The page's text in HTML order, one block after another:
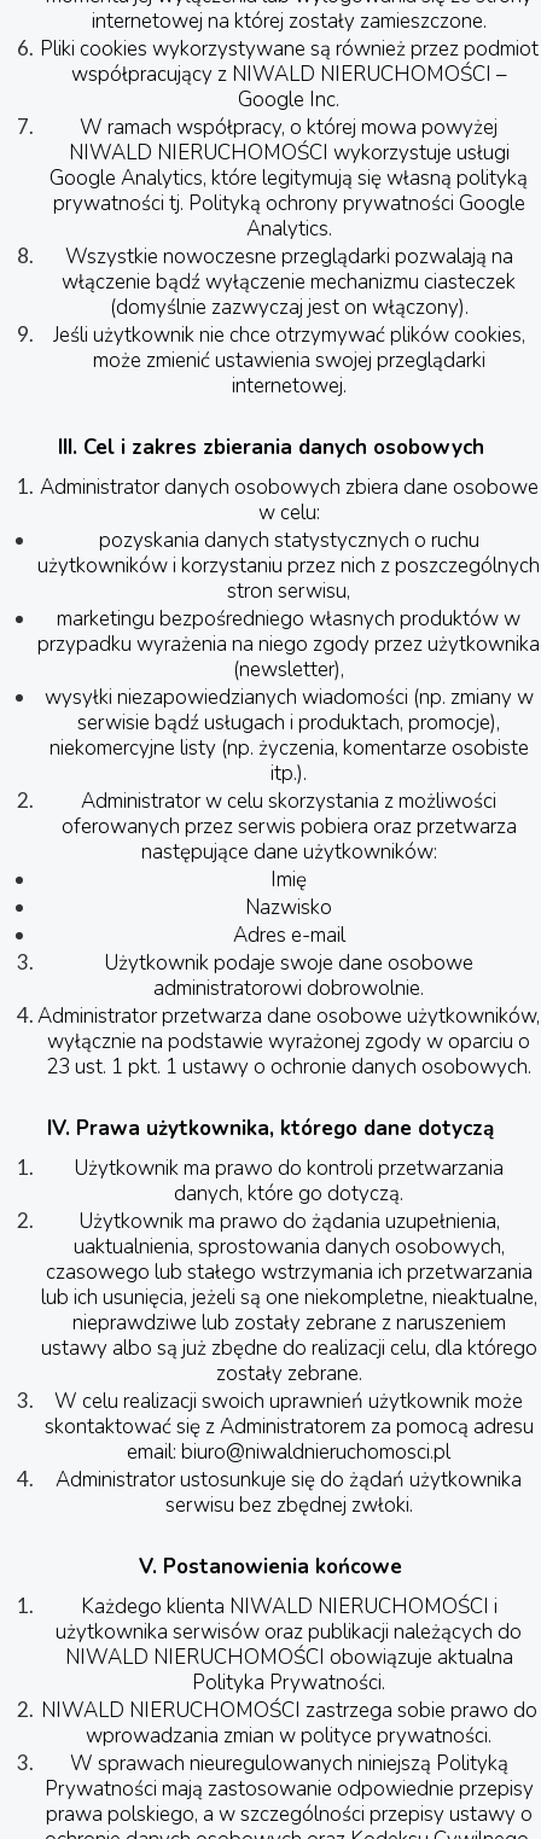
internetowej na której zostały zamieszczone.
Pliki cookies wykorzystywane są również przez podmiot
współpracujący z NIWALD NIERUCHOMOŚCI –
Google Inc.
W ramach współpracy, o której mowa powyżej
NIWALD NIERUCHOMOŚCI wykorzystuje usługi
Google Analytics, które legitymują się własną polityką
prywatności tj. Polityką ochrony prywatności Google
Analytics.
Wszystkie nowoczesne przeglądarki pozwalają na
włączenie bądź wyłączenie mechanizmu ciasteczek
(domyślnie zazwyczaj jest on włączony).
Jeśli użytkownik nie chce otrzymywać plików cookies,
może zmienić ustawienia swojej przeglądarki
internetowej.
III. Cel i zakres zbierania danych osobowych
Administrator danych osobowych zbiera dane osobowe
w celu:
pozyskania danych statystycznych o ruchu
użytkowników i korzystaniu przez nich z poszczególnych
stron serwisu,
marketingu bezpośredniego własnych produktów w
przypadku wyrażenia na niego zgody przez użytkownika
(newsletter),
wysyłki niezapowiedzianych wiadomości (np. zmiany w
serwisie bądź usługach i produktach, promocje),
niekomercyjne listy (np. życzenia, komentarze osobiste
itp.).
Administrator w celu skorzystania z możliwości
oferowanych przez serwis pobiera oraz przetwarza
następujące dane użytkowników:
Imię
Nazwisko
Adres e-mail
Użytkownik podaje swoje dane osobowe
administratorowi dobrowolnie.
Administrator przetwarza dane osobowe użytkowników,
wyłącznie na podstawie wyrażonej zgody w oparciu o
23 ust. 1 pkt. 1 ustawy o ochronie danych osobowych.
IV. Prawa użytkownika, którego dane dotyczą
Użytkownik ma prawo do kontroli przetwarzania
danych, które go dotyczą.
Użytkownik ma prawo do żądania uzupełnienia,
uaktualnienia, sprostowania danych osobowych,
czasowego lub stałego wstrzymania ich przetwarzania
lub ich usunięcia, jeżeli są one niekompletne, nieaktualne,
nieprawdziwe lub zostały zebrane z naruszeniem
ustawy albo są już zbędne do realizacji celu, dla którego
zostały zebrane.
W celu realizacji swoich uprawnień użytkownik może
skontaktować się z Administratorem za pomocą adresu
email: biuro@niwaldnieruchomosci.pl
Administrator ustosunkuje się do żądań użytkownika
serwisu bez zbędnej zwłoki.
V. Postanowienia końcowe
Każdego klienta NIWALD NIERUCHOMOŚCI i
użytkownika serwisów oraz publikacji należących do
NIWALD NIERUCHOMOŚCI obowiązuje aktualna
Polityka Prywatności.
NIWALD NIERUCHOMOŚCI zastrzega sobie prawo do
wprowadzania zmian w polityce prywatności.
W sprawach nieuregulowanych niniejszą Polityką
Prywatności mają zastosowanie odpowiednie przepisy
prawa polskiego, a w szczególności przepisy ustawy o